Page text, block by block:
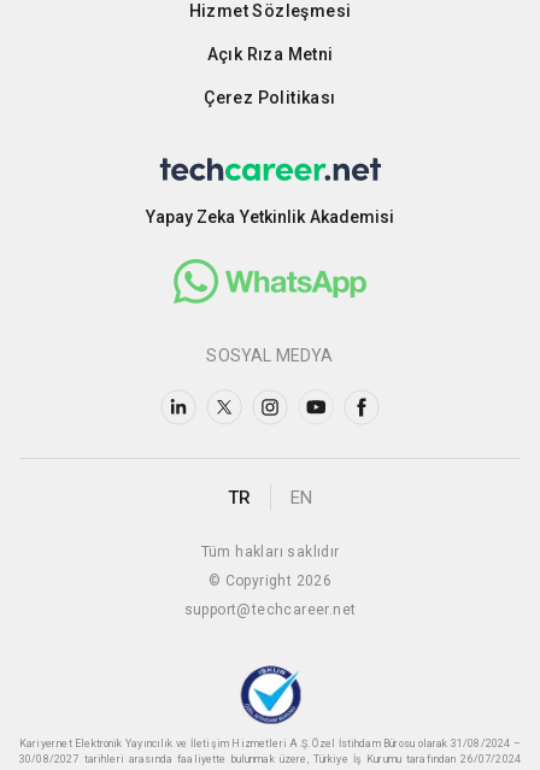
Hizmet Sözleşmesi
Açık Rıza Metni
Çerez Politikası
Yapay Zeka Yetkinlik Akademisi
SOSYAL MEDYA
TR EN
Tüm hakları saklıdır
© Copyright 2026
support@techcareer.net
Kariyer.net Elektronik Yayıncılık ve İletişim Hizmetleri A.Ş. Özel İstihdam Bürosu olarak 31/08/2024 –
30/08/2027 tarihleri arasında faaliyette bulunmak üzere, Türkiye İş Kurumu tarafından 26/07/2024